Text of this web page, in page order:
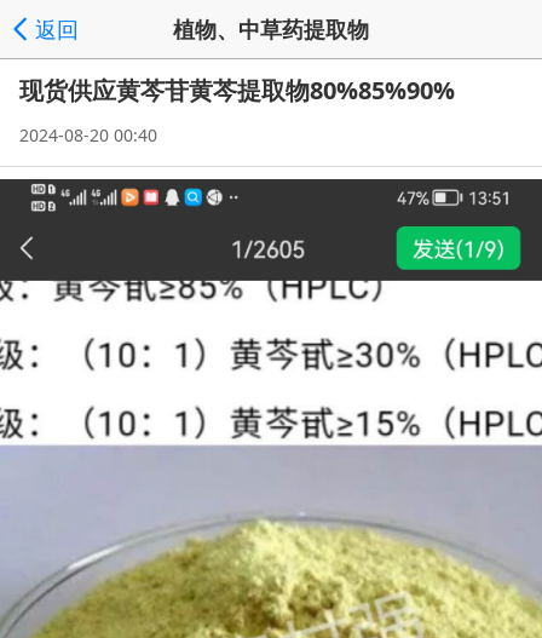
返回 植物、中草药提取物
发送询价|分享好友|供应商数据库首页|频道列表
消');">
现货供应黄芩苷黄芩提取物80%85%90%
2024-08-20 00:40